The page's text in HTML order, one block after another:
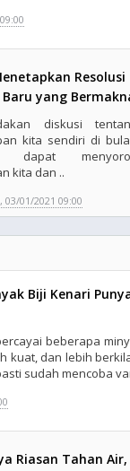
Resolusi
yang
diskusi
kita sendiri di
dapat
kita dan ..
03/01/2021 09:00
Biji Kenari
beberapa
kuat, dan lebih
sudah mencoba
Riasan Tahan Air,